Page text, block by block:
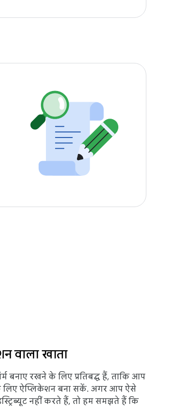
वाला खाता
रखने के लिए प्रतिबद्ध हैं, ताकि आप
ऐप्लिकेशन बना सकें. अगर आप ऐसे
नहीं करते हैं, तो हम समझते हैं कि